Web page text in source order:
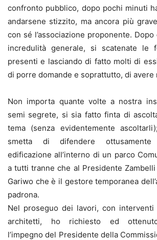
confronto pubblico, dopo pochi minuti
andarsene stizzito, ma ancora più
con sé l’associazione proponente.
incredulità generale, si scatenate le
presenti e lasciando di fatto molti di
di porre domande e soprattutto, di avere
Non importa quante volte a nostra
semi segrete, si sia fatto finta di
tema (senza evidentemente
smetta di difendere ottusamente
edificazione all’interno di un parco
a tutti tranne che al Presidente Zambelli
Gariwo che è il gestore temporanea
padrona.
Nel proseguo dei lavori, con
architetti, ho richiesto ed ottenuto
l’impegno del Presidente della